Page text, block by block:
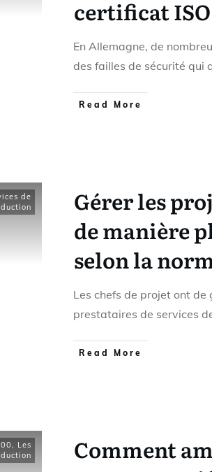
certificat ISO
En Allemagne, de
des failles de sécurité qui
Read More
de
Gérer les
de manière
selon la
Les chefs de projet ont
prestataires de services
Read More
, Les
Comment